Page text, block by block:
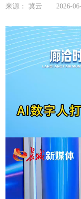
来源： 冀云 2026-